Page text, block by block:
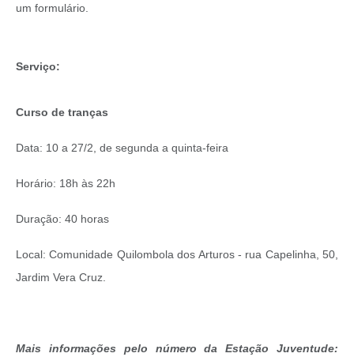
um formulário.
Serviço:
Curso de tranças
Data: 10 a 27/2, de segunda a quinta-feira
Horário: 18h às 22h
Duração: 40 horas
Local: Comunidade Quilombola dos Arturos - rua Capelinha, 50,
Jardim Vera Cruz.
Mais informações pelo número da Estação Juventude: